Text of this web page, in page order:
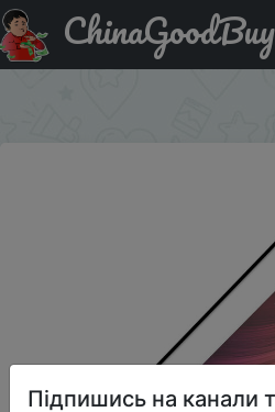
Придбати по знижці KOOLIFE
стекло для Xiaomi Redmi note4x.
ChinaGoodBuy
Підпишись на канали